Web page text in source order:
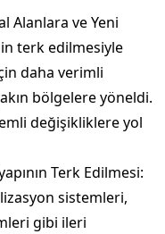
Alanlara ve Yeni
terk edilmesiyle
daha verimli
bölgelere yöneldi.
değişikliklere yol
Terk Edilmesi:
sistemleri,
gibi ileri